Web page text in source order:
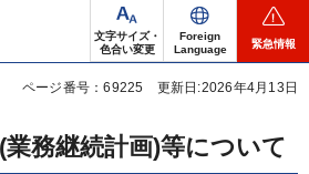
文字サイズ・
色合い変更
Foreign
Language
緊急情報
ページ番号：69225 更新日:2026年4月13日
務継続計画)等について